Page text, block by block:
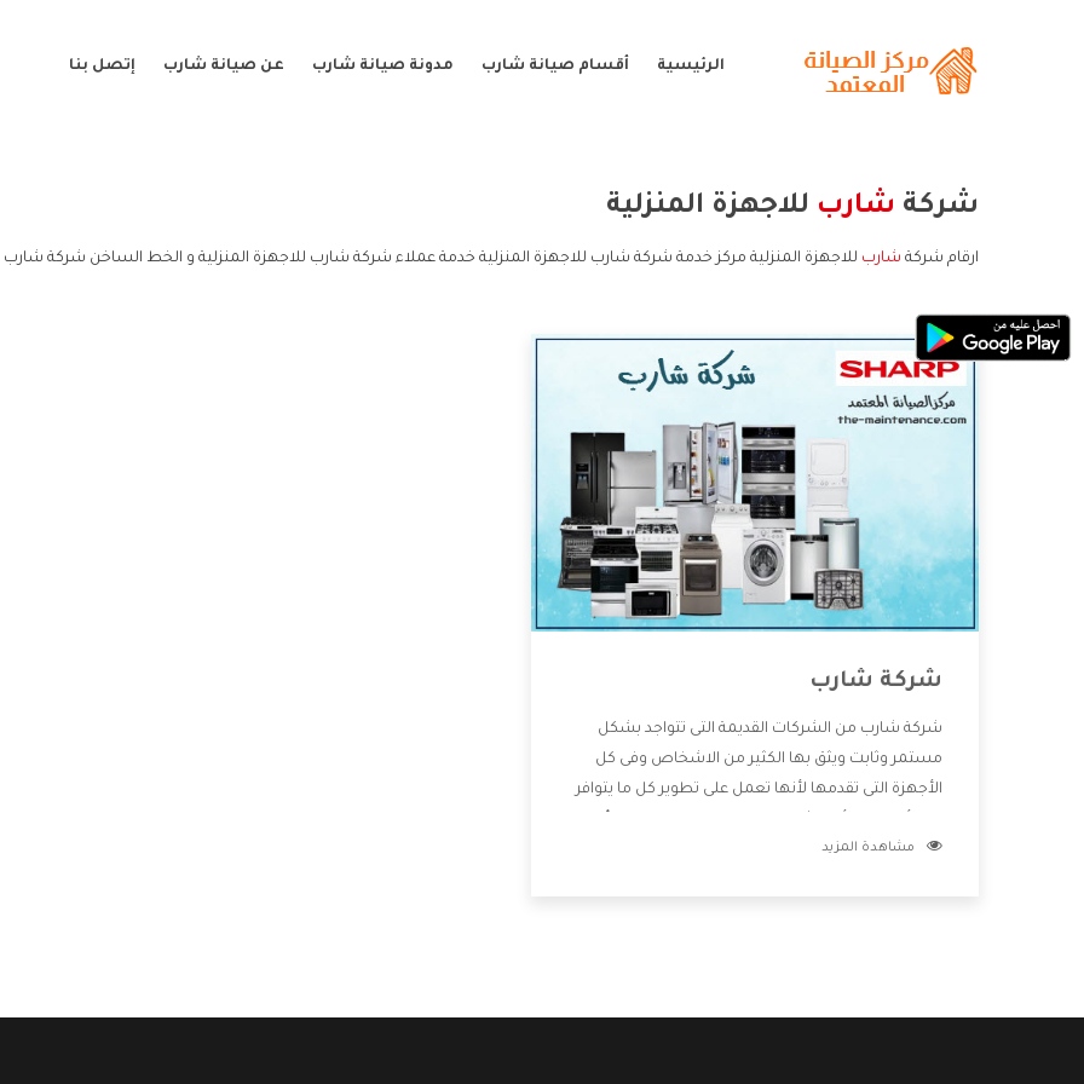
الرئيسية أقسام صيانة شارب مدونة صيانة شارب عن صيانة شارب إتصل بنا
شركة شارب للاجهزة المنزلية
ارقام شركة شارب للاجهزة المنزلية مركز خدمة شركة شارب للاجهزة المنزلية خدمة عملاء شركة شارب للاجهزة المنزلية و الخط الساخن شركة شارب
شركة شارب
شركة شارب من الشركات القديمة التى تتواجد بشكل
مستمر وثابت ويثق بها الكثير من الاشخاص وفى كل
الأجهزة التى تقدمها لأنها تعمل على تطوير كل ما يتوافر
خدمات ما بعد البيع مع المنتجات وتقدم للعملاء أقوى
مشاهدة المزيد